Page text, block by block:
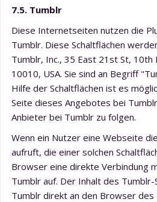
7.5. Tumblr
Diese Internetseiten nutzen die
Tumblr. Diese Schaltflächen
Tumblr, Inc., 35 East 21st St, 10th
10010, USA. Sie sind an Begriff
Hilfe der Schaltflächen ist es
Seite dieses Angebotes bei
Anbieter bei Tumblr zu folgen.
Wenn ein Nutzer eine Webseite
aufruft, die einer solchen
Browser eine direkte Verbindung
Tumblr auf. Der Inhalt des
Tumblr direkt an den Browser